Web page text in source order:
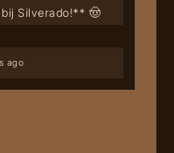
Silverado!** 🤠
ago